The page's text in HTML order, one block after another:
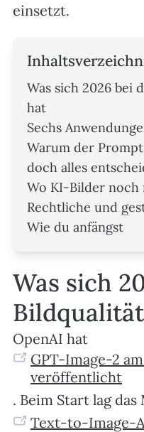
einsetzt.
Was sich 2026 bei
hat
Sechs
Warum der
doch alles
Wo KI-Bilder
Rechtliche und
Wie du anfängst
Was sich
OpenAI hat
GPT-Image-2
veröffentlicht
. Beim Start lag
Text-to-Image-